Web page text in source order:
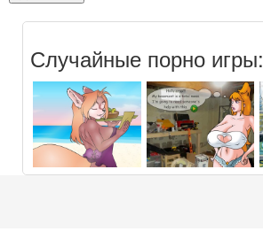
Случайные порно игры: